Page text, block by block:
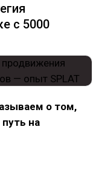
с 5000
о том,
на